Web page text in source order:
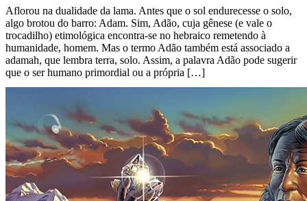
Aflorou na dualidade da lama. Antes que o sol endurecesse o solo,
algo brotou do barro: Adam. Sim, Adão, cuja gênese (e vale o
trocadilho) etimológica encontra-se no hebraico remetendo à
humanidade, homem. Mas o termo Adão também está associado a
adamah, que lembra terra, solo. Assim, a palavra Adão pode sugerir
que o ser humano primordial ou a própria […]